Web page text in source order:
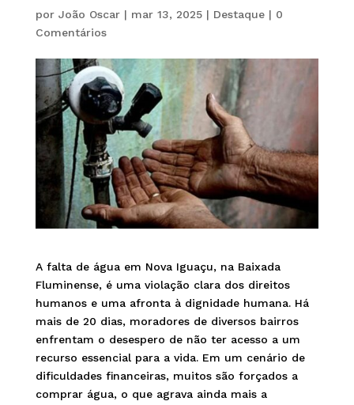
por João Oscar| mar 13, 2025| Destaque| 0
Comentários
A falta de água em Nova Iguaçu, na Baixada
Fluminense, é uma violação clara dos direitos
humanos e uma afronta à dignidade humana. Há
mais de 20 dias, moradores de diversos bairros
enfrentam o desespero de não ter acesso a um
recurso essencial para a vida. Em um cenário de
dificuldades financeiras, muitos são forçados a
comprar água, o que agrava ainda mais a